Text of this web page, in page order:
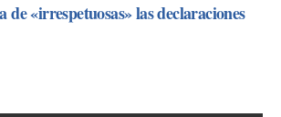
«irrespetuosas» las declaraciones